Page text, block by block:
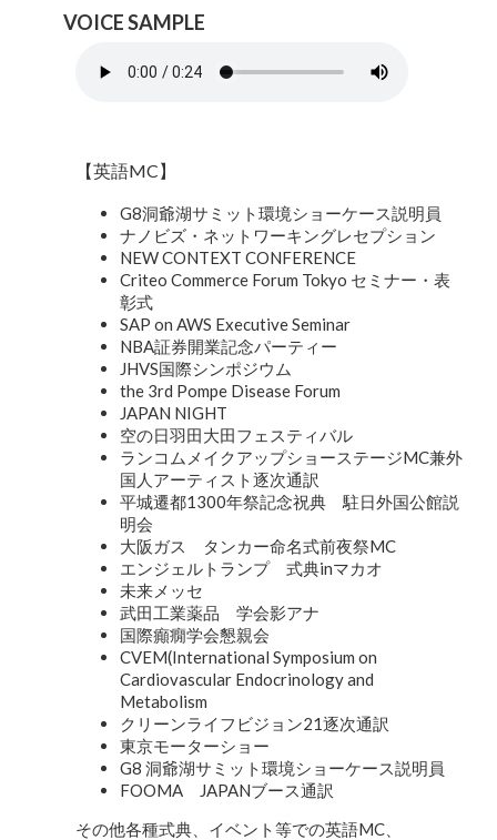
VOICE SAMPLE
【英語MC】
G8洞爺湖サミット環境ショーケース説明員
ナノビズ・ネットワーキングレセプション
NEW CONTEXT CONFERENCE
Criteo Commerce Forum Tokyo セミナー・表
彰式
SAP on AWS Executive Seminar
NBA証券開業記念パーティー
JHVS国際シンポジウム
the 3rd Pompe Disease Forum
JAPAN NIGHT
空の日羽田大田フェスティバル
ランコムメイクアップショーステージMC兼外
国人アーティスト逐次通訳
平城遷都1300年祭記念祝典 駐日外国公館説
明会
大阪ガス タンカー命名式前夜祭MC
エンジェルトランプ 式典inマカオ
未来メッセ
武田工業薬品 学会影アナ
国際癲癇学会懇親会
CVEM(International Symposium on
Cardiovascular Endocrinology and
Metabolism
クリーンライフビジョン21逐次通訳
東京モーターショー
G8 洞爺湖サミット環境ショーケース説明員
FOOMA JAPANブース通訳
その他各種式典、イベント等での英語MC、